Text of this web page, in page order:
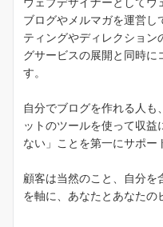
ブログやメルマガを運営し
ティングやディレクション
グサービスの展開と同時に
す。
自分でブログを作れる人
ットのツールを使って収
ない」ことを第一にサポー
顧客は当然のこと、自分
を軸に、あなたとあなたの